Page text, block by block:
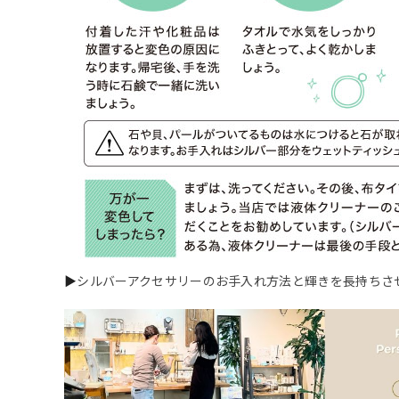
▶シルバーアクセサリーのお手入れ方法と輝きを長持ちさ